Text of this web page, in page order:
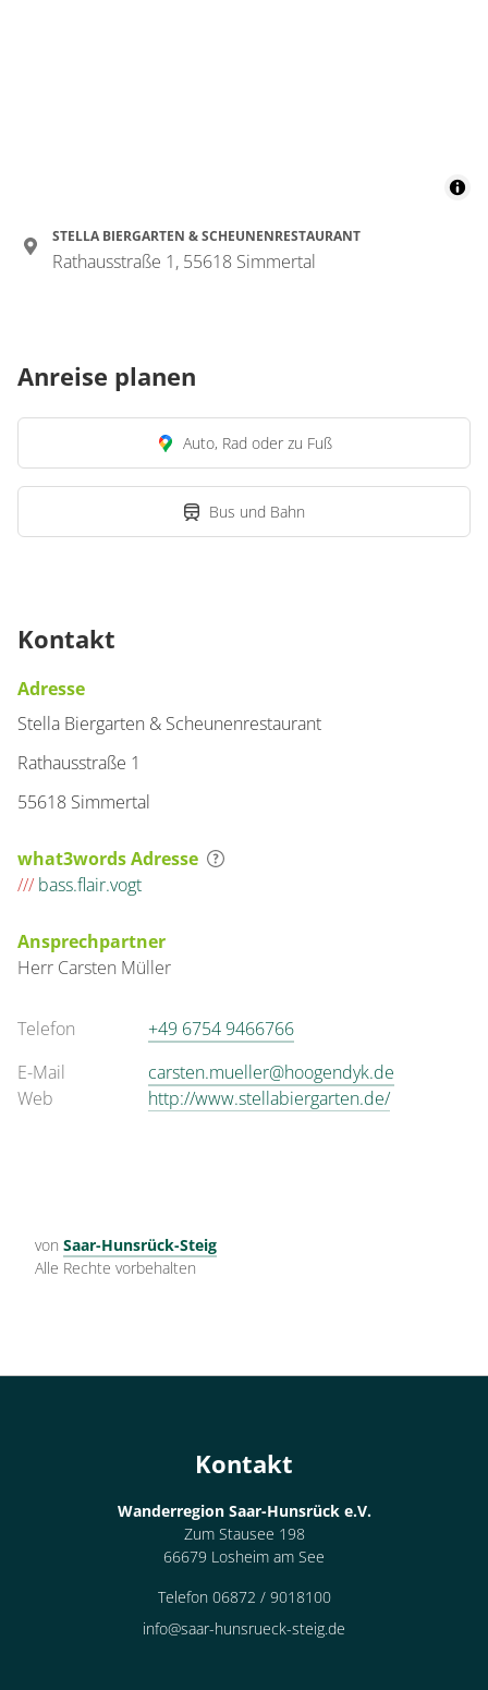
STELLA BIERGARTEN & SCHEUNENRESTAURANT
Rathausstraße 1, 55618 Simmertal
Anreise planen
Auto, Rad oder zu Fuß
Bus und Bahn
Kontakt
Adresse
Stella Biergarten & Scheunenrestaurant
Rathausstraße 1
55618 Simmertal
what3words Adresse
/// bass.flair.vogt
Ansprechpartner
Herr Carsten Müller
Telefon
+49 6754 9466766
E-Mail
carsten.mueller@hoogendyk.de
Web
http://www.stellabiergarten.de/
von Saar-Hunsrück-Steig
Alle Rechte vorbehalten
Kontakt
Wanderregion Saar-Hunsrück e.V.
Zum Stausee 198
66679 Losheim am See
Telefon 06872 / 9018100
info@saar-hunsrueck-steig.de